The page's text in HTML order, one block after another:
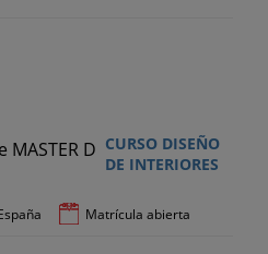
empleo activa.
CURSO DISEÑO
DE INTERIORES
Matrícula abierta